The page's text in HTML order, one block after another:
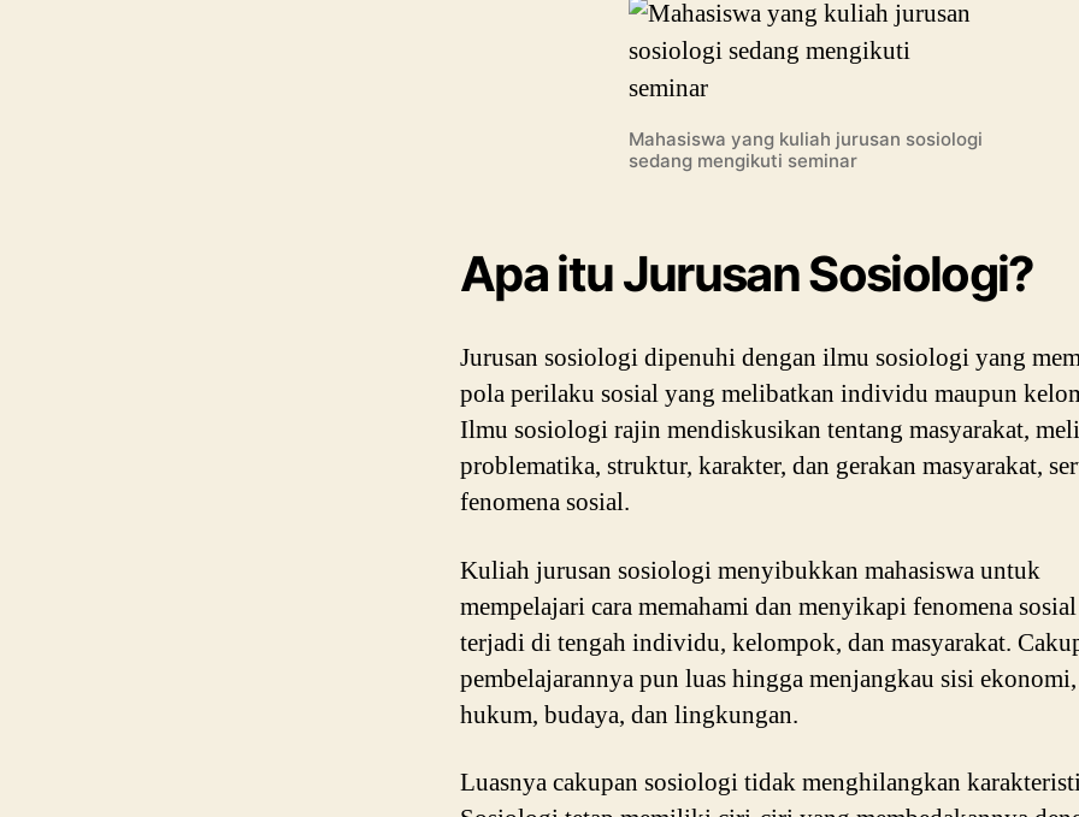
Mahasiswa yang kuliah jurusan sosiologi
sedang mengikuti seminar
Apa itu Jurusan Sosiologi?
Jurusan sosiologi dipenuhi dengan ilmu sosiologi yang
pola perilaku sosial yang melibatkan individu maupun
Ilmu sosiologi rajin mendiskusikan tentang masyarakat,
problematika, struktur, karakter, dan gerakan masyarakat,
fenomena sosial.
Kuliah jurusan sosiologi menyibukkan mahasiswa untuk
mempelajari cara memahami dan menyikapi fenomena
terjadi di tengah individu, kelompok, dan masyarakat.
pembelajarannya pun luas hingga menjangkau sisi ekonomi,
hukum, budaya, dan lingkungan.
Luasnya cakupan sosiologi tidak menghilangkan